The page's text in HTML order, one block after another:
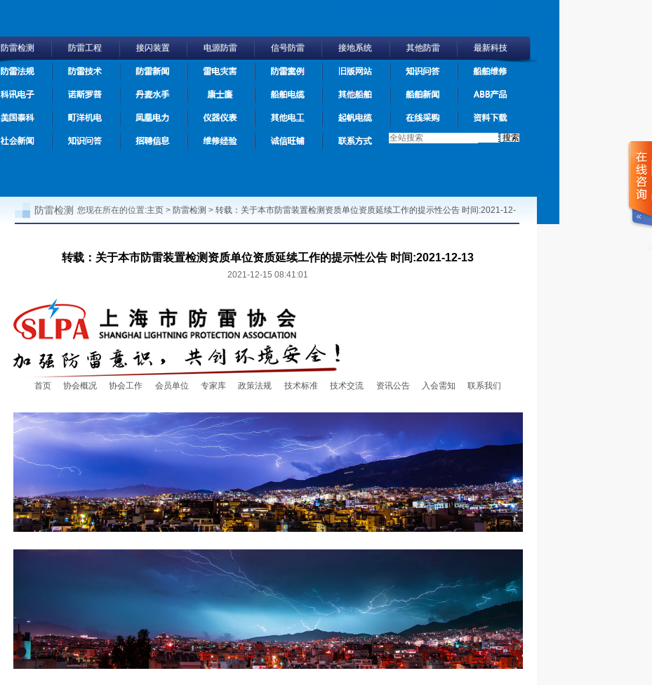
防雷检测 您现在所在的位置:主页> 防雷检测 > 转载：关于本市防雷装置检测资质单位资质延续工作的提示性公告 时间:2021-12-
防雷检测 防雷工程 接闪装置 电源防雷 信号防雷 接地系统 其他防雷 最新科技
防雷法规 防雷技术 防雷新闻 雷电灾害 防雷案例 旧版网站 知识问答 船舶维修
科讯电子 诺斯罗普 丹麦水手 康士廉 船舶电缆 其他船舶 船舶新闻 ABB产品
美国泰科 町洋机电 凤凰电力 仪器仪表 其他电工 起帆电缆 在线采购 资料下载
社会新闻 知识问答 招聘信息 维修经验 诚信旺铺 联系方式 搜索
转载：关于本市防雷装置检测资质单位资质延续工作的提示性公告 时间:2021-12-13
2021-12-15 08:41:01
首页 协会概况 协会工作 会员单位 专家库 政策法规 技术标准 技术交流 资讯公告 入会需知 联系我们